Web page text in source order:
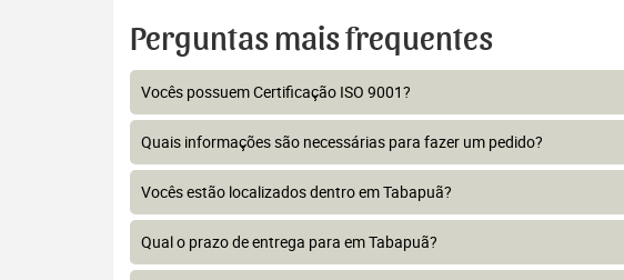
Perguntas mais frequentes
Vocês possuem Certificação ISO 9001?
Quais informações são necessárias para fazer um pedido?
Vocês estão localizados dentro em Tabapuã?
Qual o prazo de entrega para em Tabapuã?